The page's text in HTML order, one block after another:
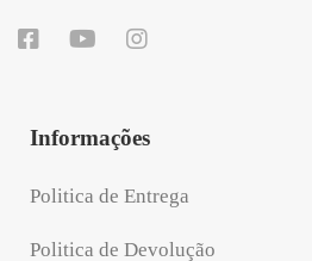
Informações
Politica de Entrega
Politica de Devolução